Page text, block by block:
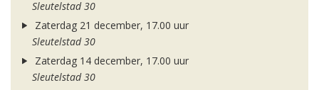
Sleutelstad 30
Zaterdag 21 december, 17.00 uur
Sleutelstad 30
Zaterdag 14 december, 17.00 uur
Sleutelstad 30